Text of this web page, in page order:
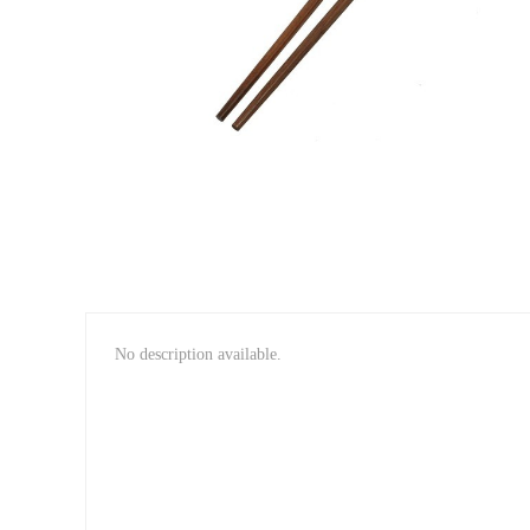
No description available.